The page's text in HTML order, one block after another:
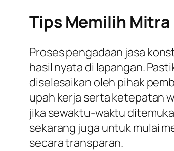
Tips Memilih
Proses pengadaan jasa
hasil nyata di lapangan.
diselesaikan oleh pihak
upah kerja serta ketepatan
jika sewaktu-waktu
sekarang juga untuk mulai
secara transparan.